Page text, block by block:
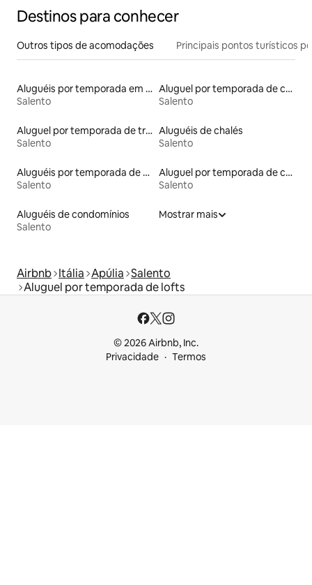
Destinos para conhecer
Outros tipos de acomodações Principais pontos turísticos
Aluguéis por temporada em hotéis-fazenda
Salento
Aluguel por temporada de casas de hóspedes
Salento
Aluguel por temporada de trullo
Salento
Aluguéis de chalés
Salento
Aluguéis por temporada de acomodações de luxo
Salento
Aluguel por temporada de castelos
Salento
Aluguéis de condomínios
Salento
Mostrar mais
Airbnb Itália Apúlia Salento
Aluguel por temporada de lofts
© 2026 Airbnb, Inc.
Privacidade
Termos